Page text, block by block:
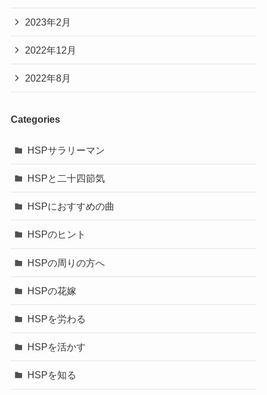
2023年2月
2022年12月
2022年8月
Categories
HSPサラリーマン
HSPと二十四節気
HSPにおすすめの曲
HSPのヒント
HSPの周りの方へ
HSPの花嫁
HSPを労わる
HSPを活かす
HSPを知る